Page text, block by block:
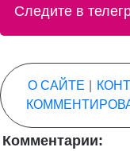
Следите в
О САЙТЕ
Комментарии: